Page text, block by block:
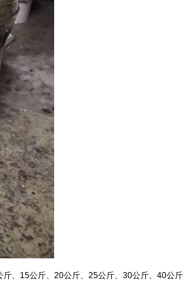
、15公斤、20公斤、25公斤、30公斤、40公斤